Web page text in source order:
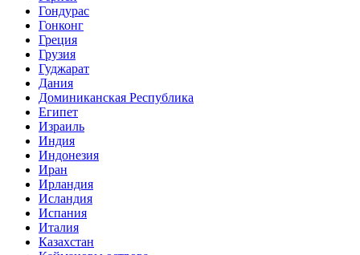
Гондурас
Гонконг
Греция
Грузия
Гуджарат
Дания
Доминиканская Республика
Египет
Израиль
Индия
Индонезия
Иран
Ирландия
Исландия
Испания
Италия
Казахстан